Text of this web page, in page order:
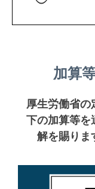
加算
厚生労働省の
下の加算等を
解を賜りま